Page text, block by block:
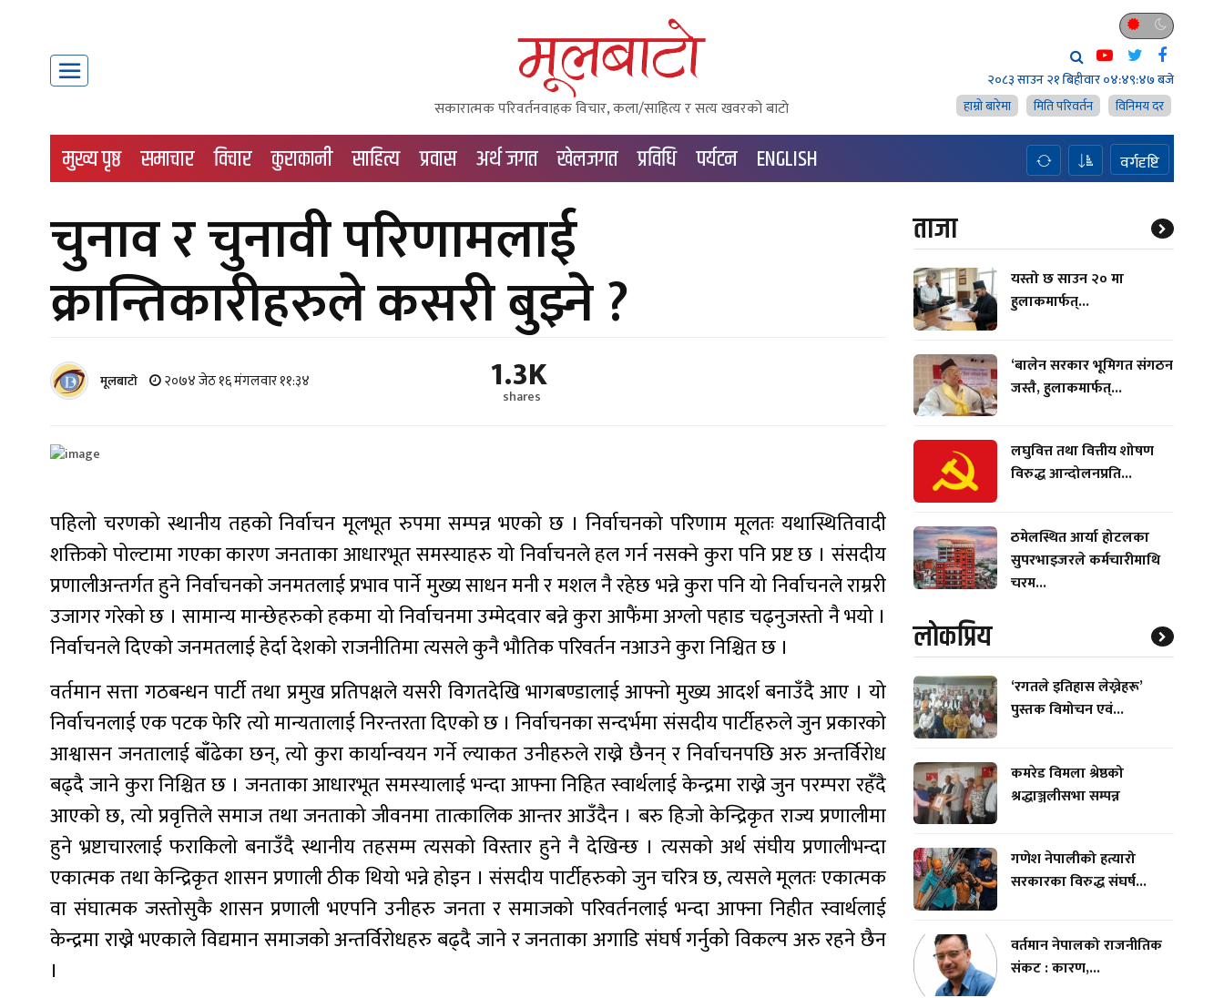
सकारात्मक परिवर्तनवाहक विचार, कला/साहित्य र सत्य खवरको बाटाे
२०८३ साउन २१ बिहीवार०४:४९:४९ बजे
हाम्राे बारेमा
मिति परिवर्तन विनिमय दर
मुख्य पृष्ठ समाचार विचार कुराकानी साहित्य प्रवास अर्थ जगत खेलजगत प्रविधि पर्यटन ENGLISH वर्गदृष्टि
चुनाव र चुनावी परिणामलाई
क्रान्तिकारीहरुले कसरी बुझ्ने ?
मूलबाटाे २०७४ जेठ १६ मंगलवार ११:३४ 1.3K
shares
पहिलो चरणको स्थानीय तहको निर्वाचन मूलभूत रुपमा सम्पन्न भएको छ । निर्वाचनको परिणाम मूलतः यथास्थितिवादी
शक्तिको पोल्टामा गएका कारण जनताका आधारभूत समस्याहरु यो निर्वाचनले हल गर्न नसक्ने कुरा पनि प्रष्ट छ । संसदीय
प्रणालीअन्तर्गत हुने निर्वाचनको जनमतलाई प्रभाव पार्ने मुख्य साधन मनी र मशल नै रहेछ भन्ने कुरा पनि यो निर्वाचनले राम्ररी
उजागर गरेको छ । सामान्य मान्छेहरुको हकमा यो निर्वाचनमा उम्मेदवार बन्ने कुरा आफैंमा अग्लो पहाड चढ्नुजस्तो नै भयो ।
निर्वाचनले दिएको जनमतलाई हेर्दा देशको राजनीतिमा त्यसले कुनै भौतिक परिवर्तन नआउने कुरा निश्चित छ ।
वर्तमान सत्ता गठबन्धन पार्टी तथा प्रमुख प्रतिपक्षले यसरी विगतदेखि भागबण्डालाई आफ्नो मुख्य आदर्श बनाउँदै आए । यो
निर्वाचनलाई एक पटक फेरि त्यो मान्यतालाई निरन्तरता दिएको छ । निर्वाचनका सन्दर्भमा संसदीय पार्टीहरुले जुन प्रकारको
आश्वासन जनतालाई बाँढेका छन्, त्यो कुरा कार्यान्वयन गर्ने ल्याकत उनीहरुले राख्ने छैनन् र निर्वाचनपछि अरु अन्तर्विरोध
बढ्दै जाने कुरा निश्चित छ । जनताका आधारभूत समस्यालाई भन्दा आफ्ना निहित स्वार्थलाई केन्द्रमा राख्ने जुन परम्परा रहँदै
आएको छ, त्यो प्रवृत्तिले समाज तथा जनताको जीवनमा तात्कालिक आन्तर आउँदैन । बरु हिजो केन्द्रिकृत राज्य प्रणालीमा
हुने भ्रष्टाचारलाई फराकिलो बनाउँदै स्थानीय तहसम्म त्यसको विस्तार हुने नै देखिन्छ । त्यसको अर्थ संघीय प्रणालीभन्दा
एकात्मक तथा केन्द्रिकृत शासन प्रणाली ठीक थियो भन्ने होइन । संसदीय पार्टीहरुको जुन चरित्र छ, त्यसले मूलतः एकात्मक
वा संघात्मक जस्तोसुकै शासन प्रणाली भएपनि उनीहरु जनता र समाजको परिवर्तनलाई भन्दा आफ्ना निहीत स्वार्थलाई
केन्द्रमा राख्ने भएकाले विद्यमान समाजको अन्तर्विरोधहरु बढ्दै जाने र जनताका अगाडि संघर्ष गर्नुको विकल्प अरु रहने छैन
।
ताजा
यस्तो छ साउन २० मा
हुलाकमार्फत्...
‘बालेन सरकार भूमिगत संगठन
जस्तै, हुलाकमार्फत्...
लघुवित्त तथा वित्तीय शोषण
विरुद्ध आन्दोलनप्रति...
ठमेलस्थित आर्या होटलका
सुपरभाइजरले कर्मचारीमाथि
चरम...
लाेकप्रिय
‘रगतले इतिहास लेख्नेहरू’
पुस्तक विमोचन एवं...
कमरेड विमला श्रेष्ठको
श्रद्धाञ्जलीसभा सम्पन्न
गणेश नेपालीको हत्यारो
सरकारका विरुद्ध संघर्ष...
वर्तमान नेपालको राजनीतिक
संकट : कारण,...